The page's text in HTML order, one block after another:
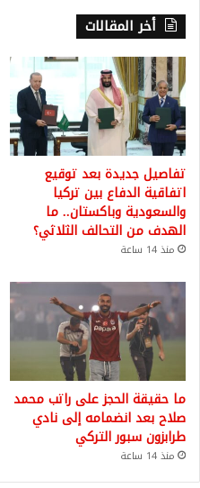
أخر المقالات
تفاصيل جديدة بعد توقيع
اتفاقية الدفاع بين تركيا
والسعودية وباكستان.. ما
الهدف من التحالف الثلاثي؟
منذ 14 ساعة
ما حقيقة الحجز على راتب محمد
صلاح بعد انضمامه إلى نادي
طرابزون سبور التركي
منذ 14 ساعة